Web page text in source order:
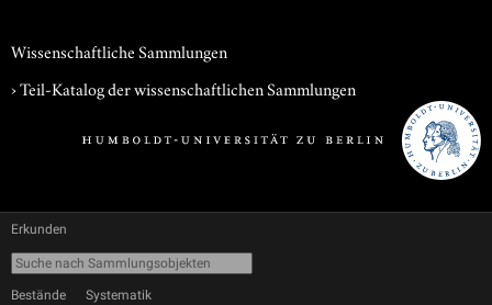
Wissenschaftliche Sammlungen
› Teil-Katalog der wissenschaftlichen Sammlungen
Erkunden
Bestände Systematik